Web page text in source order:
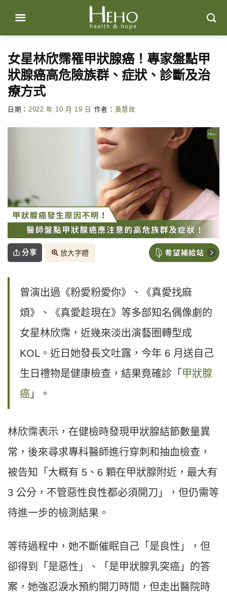
content
女星林欣霈罹甲狀腺癌！專家盤點甲
狀腺癌高危險族群、症狀、診斷及治
療方式
日期： 2022 年 10 月 19 日 作者： 黃慧玫
分享 放大字體
曾演出過《粉愛粉愛你》、《真愛找麻
煩》、《真愛趁現在》等多部知名偶像劇的
女星林欣霈，近幾來淡出演藝圈轉型成
KOL。近日她發長文吐露，今年 6 月送自己
生日禮物是健康檢查，結果竟確診「 甲狀腺
癌 」。
林欣霈表示，在健檢時發現甲狀腺結節數量異
常，後來尋求專科醫師進行穿刺和抽血檢查，
被告知「大概有 5、6 顆在甲狀腺附近，最大有
3 公分，不管惡性良性都必須開刀」，但仍需等
待進一步的檢測結果。
等待過程中，她不斷催眠自己「是良性」，但
卻得到「是惡性」、「是甲狀腺乳突癌」的答
案，她強忍淚水預約開刀時間，但走出醫院時